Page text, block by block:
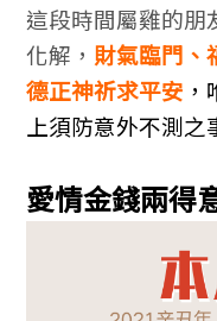
這段時間屬雞的朋
化解， 財氣臨門、
德正神祈求平安 ，
上須防意外不測之
愛情金錢兩得